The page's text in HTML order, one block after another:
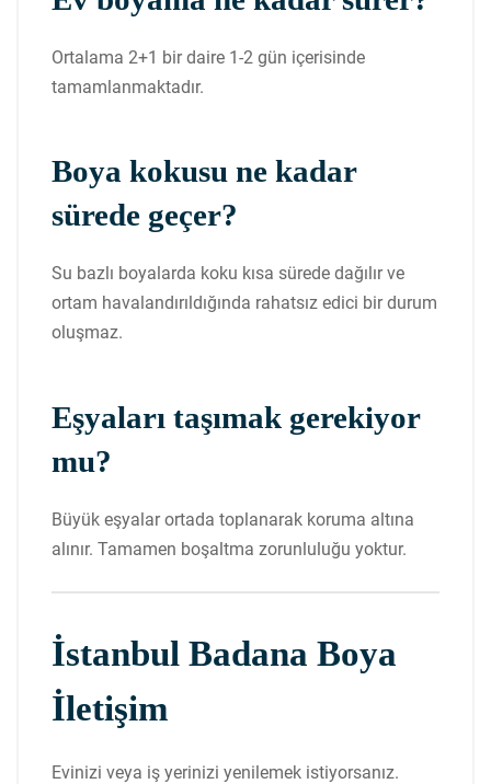
Ortalama 2+1 bir daire 1-2 gün içerisinde
tamamlanmaktadır.
Boya kokusu ne kadar
sürede geçer?
Su bazlı boyalarda koku kısa sürede dağılır ve
ortam havalandırıldığında rahatsız edici bir durum
oluşmaz.
Eşyaları taşımak gerekiyor
mu?
Büyük eşyalar ortada toplanarak koruma altına
alınır. Tamamen boşaltma zorunluluğu yoktur.
İstanbul Badana Boya
İletişim
Evinizi veya iş yerinizi yenilemek istiyorsanız.